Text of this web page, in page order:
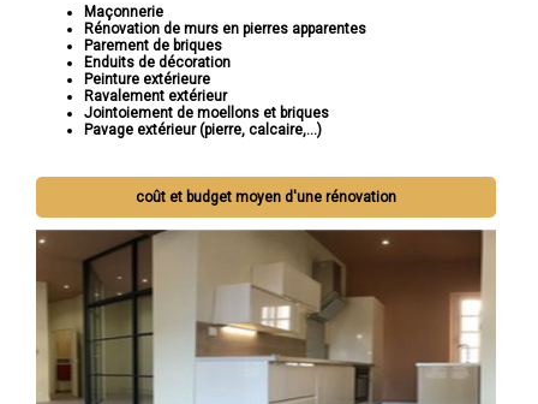
Maçonnerie
Rénovation de murs en pierres apparentes
Parement de briques
Enduits de décoration
Peinture extérieure
Ravalement extérieur
Jointoiement de moellons et briques
Pavage extérieur (pierre, calcaire,...)
coût et budget moyen d'une rénovation